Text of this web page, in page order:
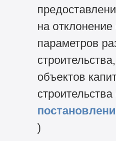
на
параметров
объектов
строительства
)